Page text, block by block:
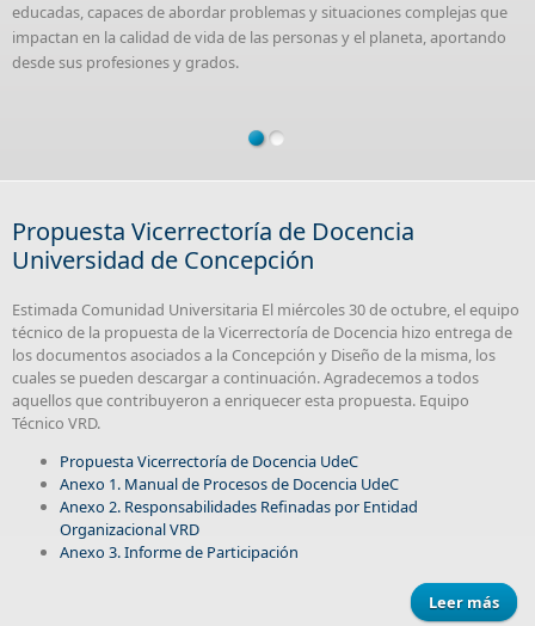
educadas, capaces de abordar problemas y situaciones complejas que
impactan en la calidad de vida de las personas y el planeta, aportando
desde sus profesiones y grados.
Propuesta Vicerrectoría de Docencia
Universidad de Concepción
Estimada Comunidad Universitaria El miércoles 30 de octubre, el equipo
técnico de la propuesta de la Vicerrectoría de Docencia hizo entrega de
los documentos asociados a la Concepción y Diseño de la misma, los
cuales se pueden descargar a continuación. Agradecemos a todos
aquellos que contribuyeron a enriquecer esta propuesta. Equipo
Técnico VRD.
Propuesta Vicerrectoría de Docencia UdeC
Anexo 1. Manual de Procesos de Docencia UdeC
Anexo 2. Responsabilidades Refinadas por Entidad
Organizacional VRD
Anexo 3. Informe de Participación
Leer más